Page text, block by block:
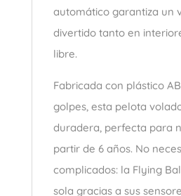
automático garantiza un
divertido tanto en
libre.
Fabricada con plástico
golpes, esta pelota
duradera, perfecta para
partir de 6 años. No
complicados: la Flying
sola gracias a sus